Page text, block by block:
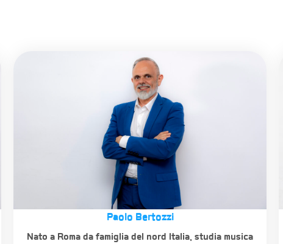
Paolo Bertozzi
Nato a Roma da famiglia del nord Italia, studia musica